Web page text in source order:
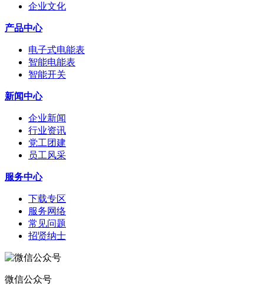
企业文化
产品中心
电子式电能表
智能电能表
智能开关
新闻中心
企业新闻
行业资讯
党工团建
员工风采
服务中心
下载专区
服务网络
常见问题
招贤纳士
微信公众号